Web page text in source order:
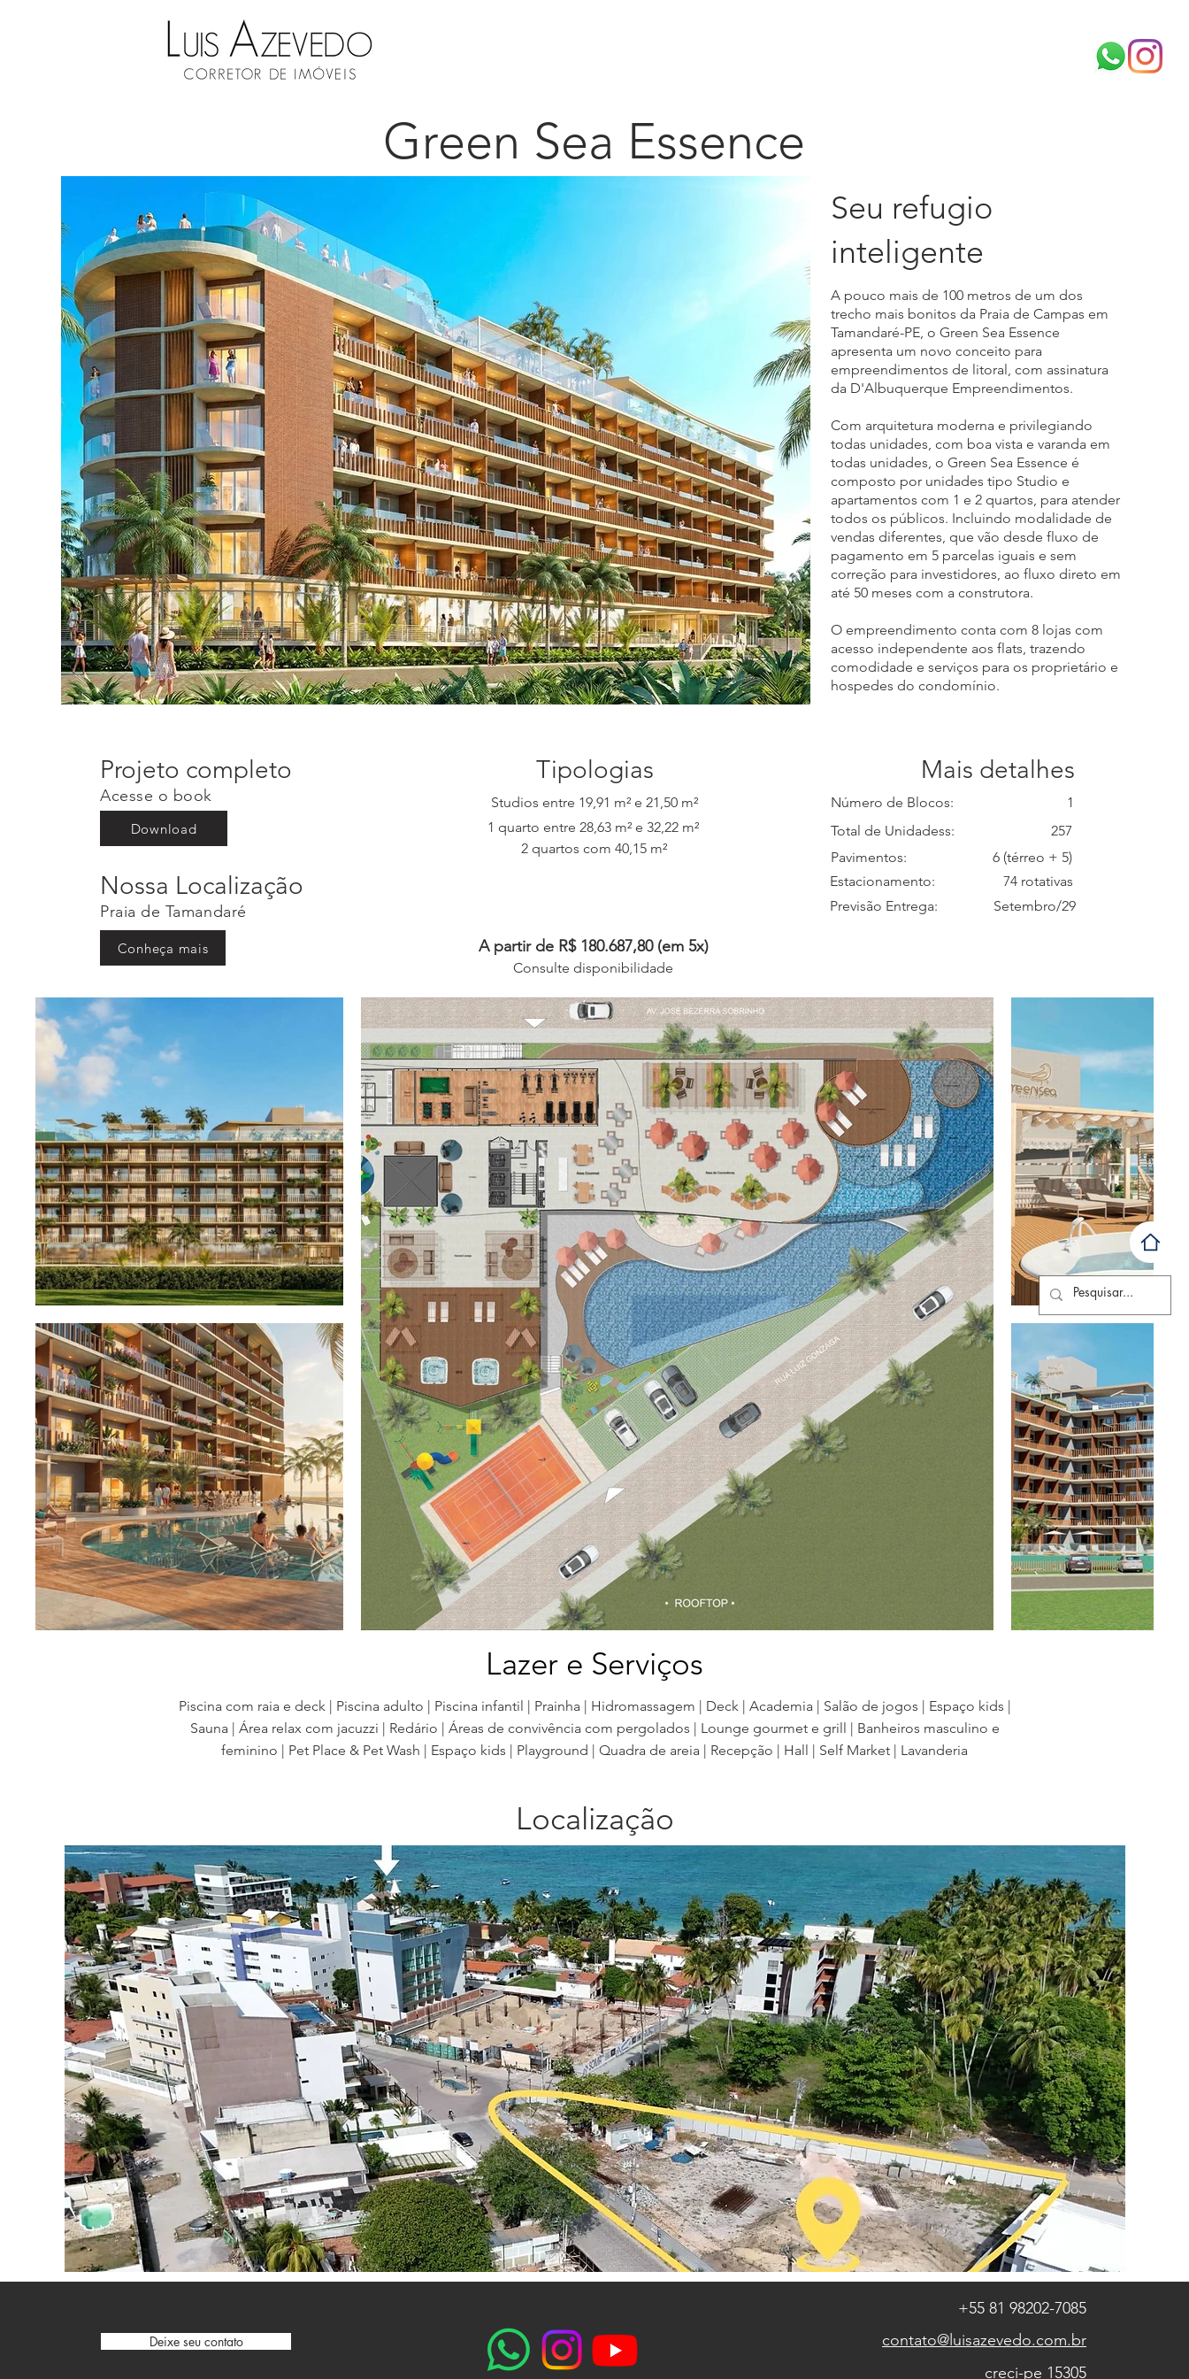
Green Sea Essence
Seu refugio
inteligente
A pouco mais de 100 metros de um dos
trecho mais bonitos da Praia de Campas em
Tamandaré-PE, o Green Sea Essence
apresenta um novo conceito para
empreendimentos de litoral, com assinatura
da D'Albuquerque Empreendimentos.
Com arquitetura moderna e privilegiando
todas unidades, com boa vista e varanda em
todas unidades, o Green Sea Essence é
composto por unidades tipo Studio e
apartamentos com 1 e 2 quartos, para atender
todos os públicos. Incluindo modalidade de
vendas diferentes, que vão desde fluxo de
pagamento em 5 parcelas iguais e sem
correção para investidores, ao fluxo direto em
até 50 meses com a construtora.
O empreendimento conta com 8 lojas com
acesso independente aos flats, trazendo
comodidade e serviços para os proprietário e
hospedes do condomínio.
Projeto completo
Acesse o book
Download
Nossa Localização
Praia de Tamandaré
Conheça mais
Tipologias
Studios entre 19,91 m² e 21,50 m²
1 quarto entre 28,63 m² e 32,22 m²
2 quartos com 40,15 m²
A partir de R$ 180.687,80 (em 5x)
Consulte disponibilidade
Mais detalhes
Número de Blocos:
1
257
Total de Unidadess:
Pavimentos:
6 (térreo + 5)
74 rotativas
Estacionamento:
Previsão Entrega:
Setembro/29
Lazer e Serviços
Piscina com raia e deck | Piscina adulto | Piscina infantil | Prainha | Hidromassagem | Deck | Academia | Salão de jogos | Espaço kids |
Sauna | Área relax com jacuzzi | Redário | Áreas de convivência com pergolados | Lounge gourmet e grill | Banheiros masculino e
feminino | Pet Place & Pet Wash | Espaço kids | Playground | Quadra de areia | Recepção | Hall | Self Market | Lavanderia
Localização
+55 81 98202-7085
Deixe seu contato
contato@luisazevedo.com.br
creci-pe 15305